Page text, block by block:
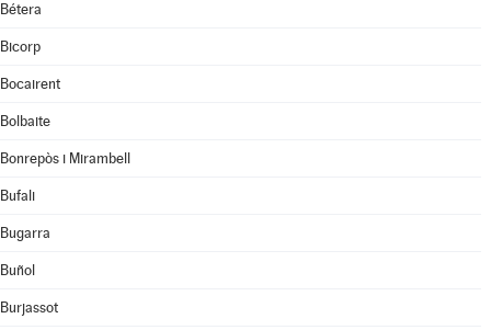
Bétera
Bicorp
Bocairent
Bolbaite
Bonrepòs i Mirambell
Bufali
Bugarra
Buñol
Burjassot